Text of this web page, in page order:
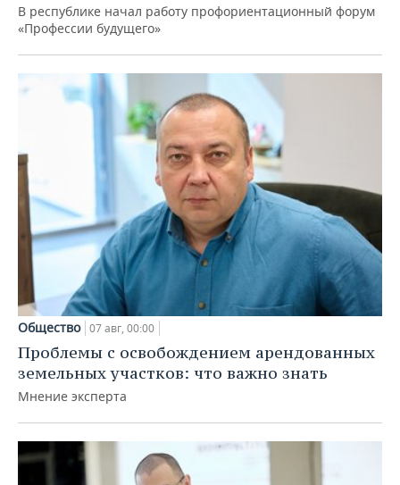
В республике начал работу профориентационный форум
«Профессии будущего»
Общество 07 авг, 00:00
Проблемы с освобождением арендованных
земельных участков: что важно знать
Мнение эксперта